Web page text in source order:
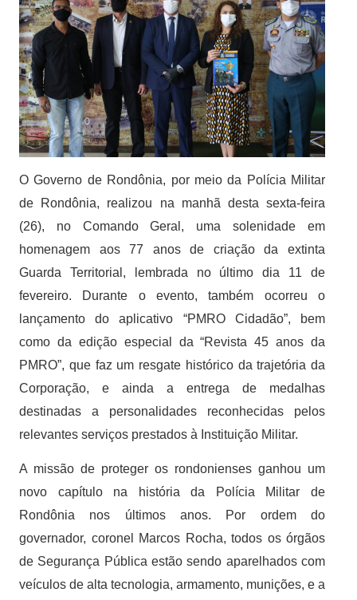
O Governo de Rondônia, por meio da Polícia Militar
de Rondônia, realizou na manhã desta sexta-feira
(26), no Comando Geral, uma solenidade em
homenagem aos 77 anos de criação da extinta
Guarda Territorial, lembrada no último dia 11 de
fevereiro. Durante o evento, também ocorreu o
lançamento do aplicativo “PMRO Cidadão”, bem
como da edição especial da “Revista 45 anos da
PMRO”, que faz um resgate histórico da trajetória da
Corporação, e ainda a entrega de medalhas
destinadas a personalidades reconhecidas pelos
relevantes serviços prestados à Instituição Militar.
A missão de proteger os rondonienses ganhou um
novo capítulo na história da Polícia Militar de
Rondônia nos últimos anos. Por ordem do
governador, coronel Marcos Rocha, todos os órgãos
de Segurança Pública estão sendo aparelhados com
veículos de alta tecnologia, armamento, munições, e a